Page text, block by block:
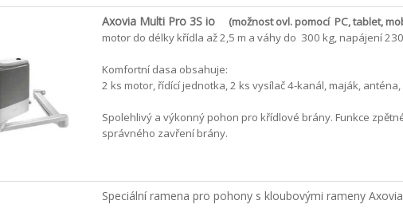
Axovia Multi Pro 3S io
(možnost ovl. pomocí PC, tablet,
motor do délky křídla až 2,5 m a váhy do 300 kg, napájení
Komfortní dasa obsahuje:
2 ks motor, řídící jednotka, 2 ks vysílač 4-kanál, maják,
Spolehlivý a výkonný pohon pro křídlové brány. Funkce
správného zavření brány.
Speciální ramena pro pohony s kloubovými rameny